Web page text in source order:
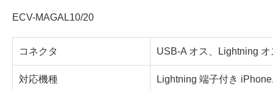
ECV-MAGAL10/20
コネクタ USB-A オス、Lightning オ
対応機種 Lightning 端子付き